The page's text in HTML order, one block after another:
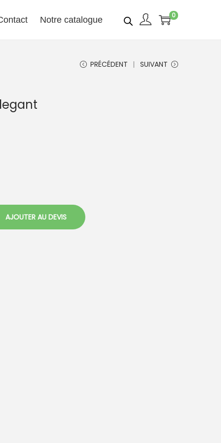
Notre catalogue 0
PRÉCÉDENT SUIVANT
AJOUTER AU DEVIS